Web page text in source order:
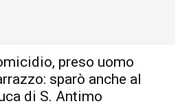
preso uomo
sparò anche al
di S. Antimo